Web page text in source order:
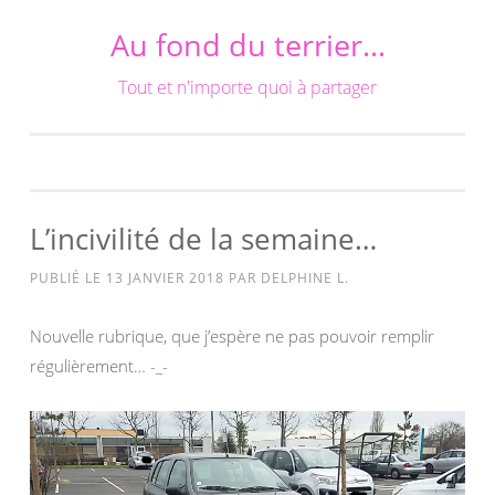
Au fond du terrier…
Tout et n'importe quoi à partager
L’incivilité de la semaine…
PUBLIÉ LE 13 JANVIER 2018 PAR DELPHINE L.
Nouvelle rubrique, que j’espère ne pas pouvoir remplir
régulièrement… -_-